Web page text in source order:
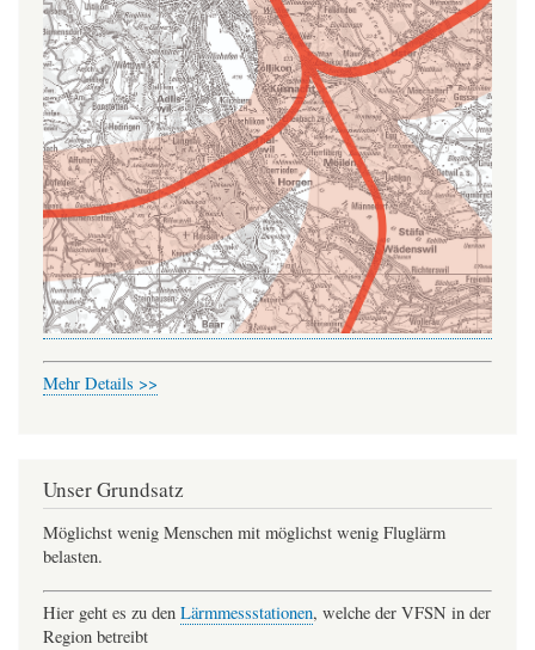
Mehr Details >>
Unser Grundsatz
Möglichst wenig Menschen mit möglichst wenig Fluglärm
belasten.
Hier geht es zu den Lärmmessstationen, welche der VFSN in der
Region betreibt